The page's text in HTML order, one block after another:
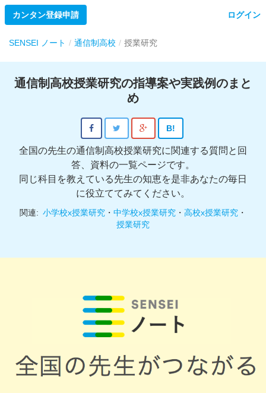
カンタン登録申請 ログイン
SENSEI ノート 通信制高校 授業研究
通信制高校授業研究の指導案や実践例のまと
め
B!
全国の先生の通信制高校授業研究に関連する質問と回
答、資料の一覧ページです。
同じ科目を教えている先生の知恵を是非あなたの毎日
に役立ててみてください。
関連: 小学校x授業研究 ・ 中学校x授業研究 ・ 高校x授業研究 ・
授業研究